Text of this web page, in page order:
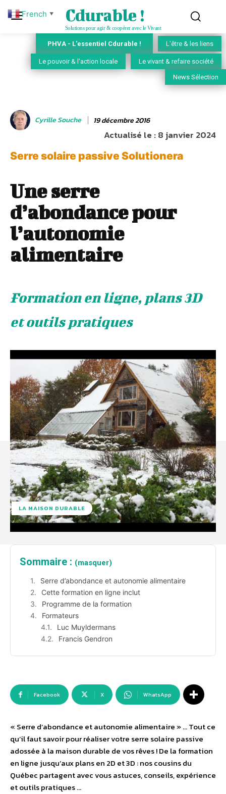
Cdurable !
Solutions pour agir & coopérer avec le Vivant
PHVA - L'essentiel Cdurable ! L'être & les liens
Le pouvoir & l'action locale Le vivant & refaire société
News Sélection
Cyrille Souche 19 décembre 2016
Actualisé le :8 janvier 2024
Serre solaire passive Solutionera
Une serre
d’abondance pour
l’autonomie
alimentaire
Formation en ligne, plans 3D
et outils pratiques
LA MAISON DURABLE
Sommaire : (masquer)
Serre d’abondance et autonomie alimentaire
Cette formation en ligne inclut
Programme de la formation
Formateurs
Luc Muyldermans
Francis Gendron
Facebook X WhatsApp
« Serre d’abondance et autonomie alimentaire » … Tout ce
qu’il faut savoir pour réaliser votre serre solaire passive
adossée à la maison durable de vos rêves ! De la formation
en ligne jusqu’aux plans en 2D et 3D : nos cousins du
Québec partagent avec vous astuces, conseils, expérience
et outils pratiques …
French ▼